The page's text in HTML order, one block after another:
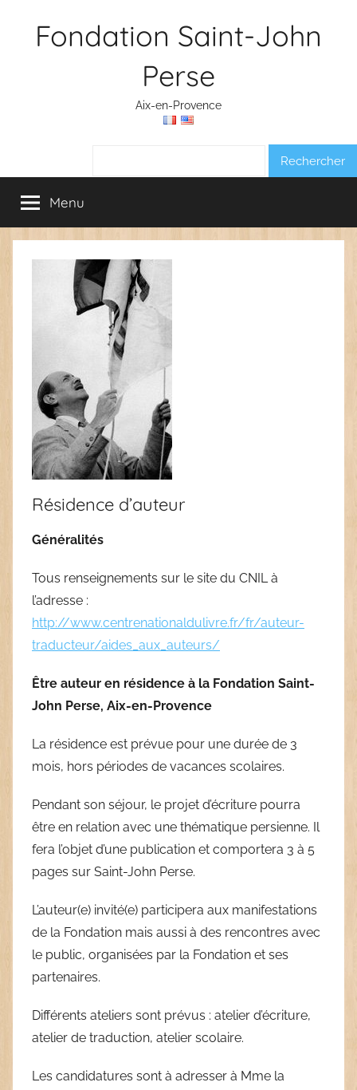
Fondation Saint-John
Perse
Aix-en-Provence
Menu
Résidence d’auteur
Généralités
Tous renseignements sur le site du CNIL à
l’adresse :
http://www.centrenationaldulivre.fr/fr/auteur-
traducteur/aides_aux_auteurs/
Être auteur en résidence à la Fondation Saint-
John Perse, Aix-en-Provence
La résidence est prévue pour une durée de 3
mois, hors périodes de vacances scolaires.
Pendant son séjour, le projet d’écriture pourra
être en relation avec une thématique persienne. Il
fera l’objet d’une publication et comportera 3 à 5
pages sur Saint-John Perse.
L’auteur(e) invité(e) participera aux manifestations
de la Fondation mais aussi à des rencontres avec
le public, organisées par la Fondation et ses
partenaires.
Différents ateliers sont prévus : atelier d’écriture,
atelier de traduction, atelier scolaire.
Les candidatures sont à adresser à Mme la